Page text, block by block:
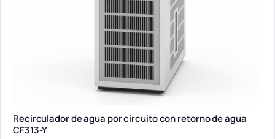
Recirculador de agua por circuito con retorno de agua
CF313-Y